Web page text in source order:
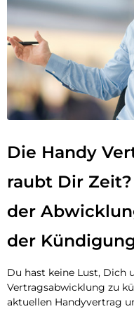
Die Handy
raubt Dir
der
der
Du hast keine Lust, Dich
Vertragsabwicklung zu
aktuellen Handyvertrag